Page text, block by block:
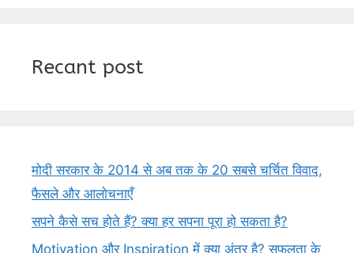
Recant post
मोदी सरकार के 2014 से अब तक के 20 सबसे चर्चित विवाद,
फैसले और आलोचनाएँ
सपने कैसे सच होते हैं? क्या हर सपना पूरा हो सकता है?
Motivation और Inspiration में क्या अंतर है? सफलता के